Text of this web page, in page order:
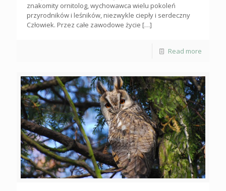
znakomity ornitolog, wychowawca wielu pokoleń
przyrodników i leśników, niezwykle ciepły i serdeczny
Człowiek. Przez całe zawodowe życie […]
Read more